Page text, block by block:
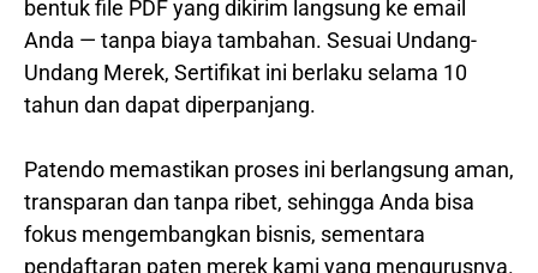
bentuk file PDF yang dikirim langsung ke email
Anda — tanpa biaya tambahan. Sesuai Undang-
Undang Merek, Sertifikat ini berlaku selama 10
tahun dan dapat diperpanjang.
Patendo memastikan proses ini berlangsung aman,
transparan dan tanpa ribet, sehingga Anda bisa
fokus mengembangkan bisnis, sementara
pendaftaran paten merek kami yang mengurusnya.